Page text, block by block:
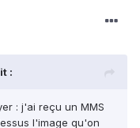
:
: j'ai reçu un MMS
l'image qu'on